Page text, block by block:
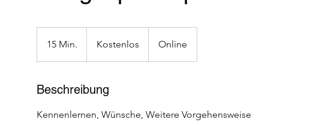
15 Min.
5
i
.
Kostenlos Online
Beschreibung
Kennenlernen, Wünsche, Weitere Vorgehensweise